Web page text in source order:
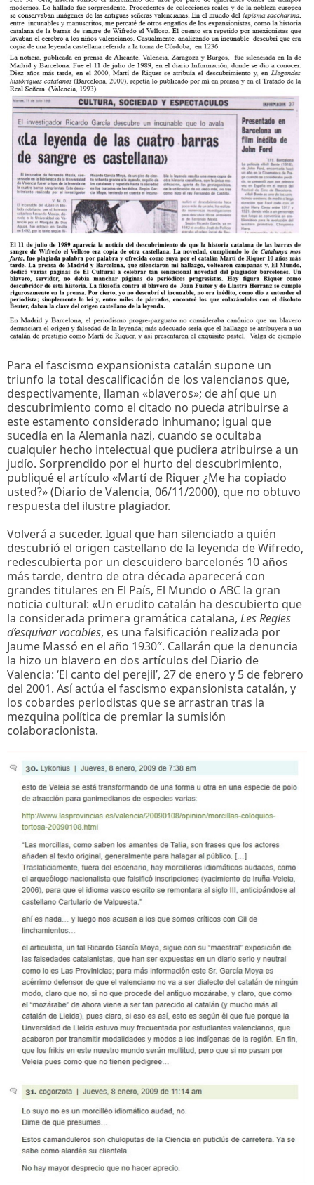
Para el fascismo expansionista catalán supone un
triunfo la total descalificación de los valencianos que,
despectivamente, llaman «blaveros»; de ahí que un
descubrimiento como el citado no pueda atribuirse a
este estamento considerado inhumano; igual que
sucedía en la Alemania nazi, cuando se ocultaba
cualquier hecho intelectual que pudiera atribuirse a un
judío. Sorprendido por el hurto del descubrimiento,
publiqué el artículo «Martí de Riquer ¿Me ha copiado
usted?» (Diario de Valencia, 06/11/2000), que no obtuvo
respuesta del ilustre plagiador.
Volverá a suceder. Igual que han silenciado a quién
descubrió el origen castellano de la leyenda de Wifredo,
redescubierta por un descuidero barcelonés 10 años
más tarde, dentro de otra década aparecerá con
grandes titulares en El País, El Mundo o ABC la gran
noticia cultural: «Un erudito catalán ha descubierto que
la considerada primera gramática catalana, Les Regles
d’esquivar vocables, es una falsificación realizada por
Jaume Massó en el año 1930″. Callarán que la denuncia
la hizo un blavero en dos artículos del Diario de
Valencia: ‘El canto del perejil’, 27 de enero y 5 de febrero
del 2001. Así actúa el fascismo expansionista catalán, y
los cobardes periodistas que se arrastran tras la
mezquina política de premiar la sumisión
colaboracionista.